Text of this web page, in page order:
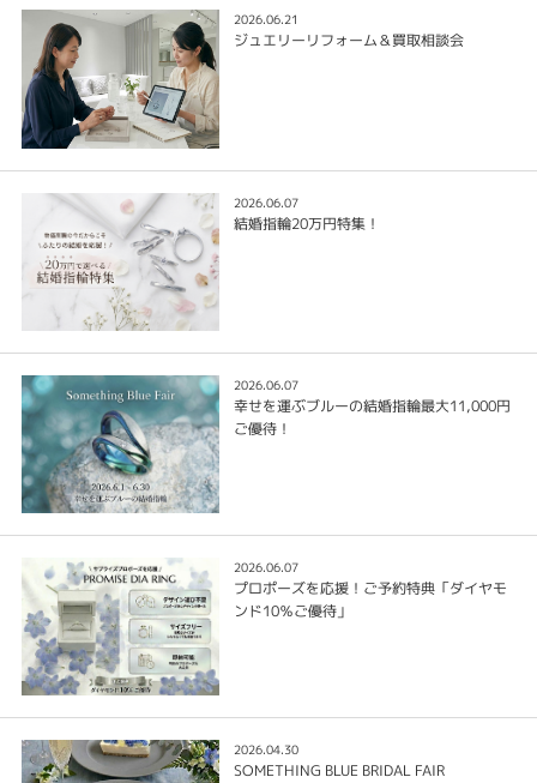
2026.06.21
ジュエリーリフォーム＆買取相談会
2026.06.07
結婚指輪20万円特集！
2026.06.07
幸せを運ぶブルーの結婚指輪最大11,000円
ご優待！
2026.06.07
プロポーズを応援！ご予約特典「ダイヤモ
ンド10％ご優待」
2026.04.30
SOMETHING BLUE BRIDAL FAIR